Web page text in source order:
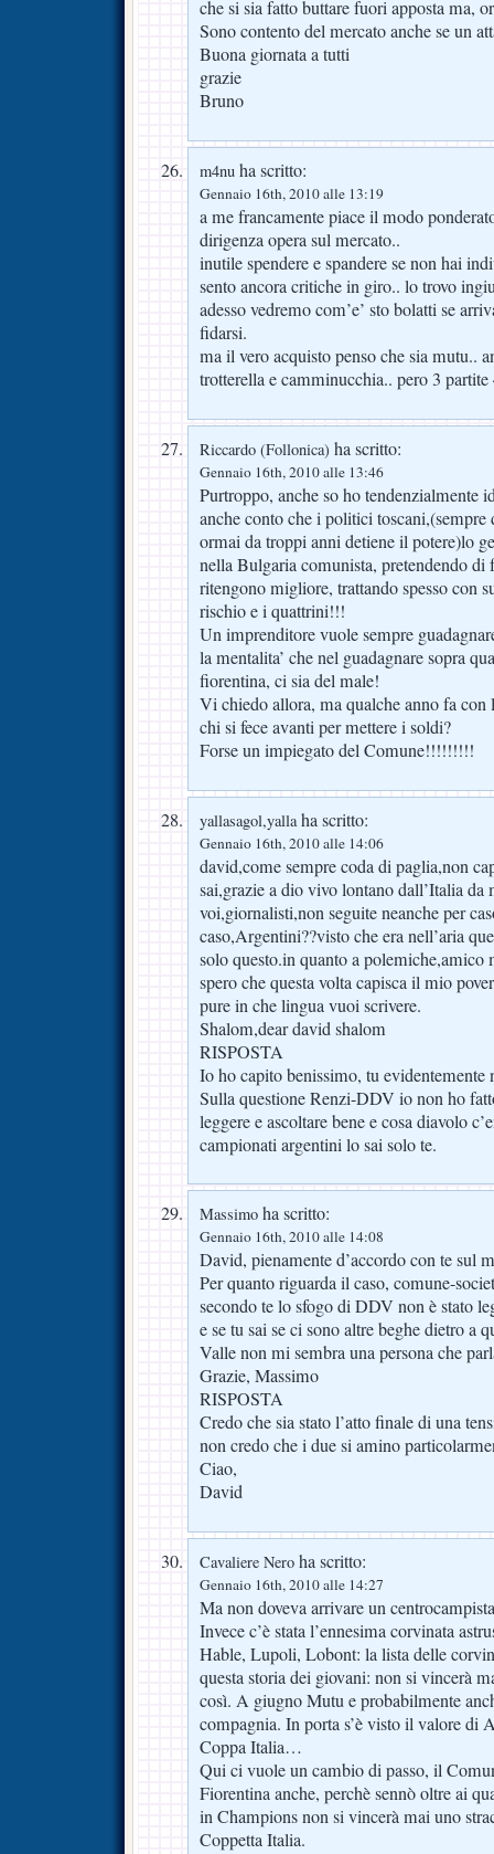
che si sia fatto buttare fuori apposta ma,
Sono contento del mercato anche se un
Buona giornata a tutti
grazie
Bruno
m4nu ha scritto:
Gennaio 16th, 2010 alle 13:19
a me francamente piace il modo
dirigenza opera sul mercato..
inutile spendere e spandere se non hai
sento ancora critiche in giro.. lo trovo
adesso vedremo com’e’ sto bolatti se
fidarsi.
ma il vero acquisto penso che sia mutu..
trotterella e camminucchia.. pero 3 partite
Riccardo (Follonica) ha scritto:
Gennaio 16th, 2010 alle 13:46
Purtroppo, anche so ho tendenzialmente
anche conto che i politici toscani,(sempre
ormai da troppi anni detiene il potere)lo
nella Bulgaria comunista, pretendendo di
ritengono migliore, trattando spesso con
rischio e i quattrini!!!
Un imprenditore vuole sempre
la mentalita’ che nel guadagnare sopra
fiorentina, ci sia del male!
Vi chiedo allora, ma qualche anno fa
chi si fece avanti per mettere i soldi?
Forse un impiegato del Comune!!!!!!!!!
yallasagol,yallaha scritto:
Gennaio 16th, 2010 alle 14:06
david,come sempre coda di paglia,non
sai,grazie a dio vivo lontano dall’Italia da
voi,giornalisti,non seguite neanche per
caso,Argentini??visto che era nell’aria
solo questo.in quanto a polemiche,amico
spero che questa volta capisca il mio
pure in che lingua vuoi scrivere.
Shalom,dear david shalom
RISPOSTA
Io ho capito benissimo, tu evidentemente
Sulla questione Renzi-DDV io non ho
leggere e ascoltare bene e cosa diavolo
campionati argentini lo sai solo te.
Massimo ha scritto:
Gennaio 16th, 2010 alle 14:08
David, pienamente d’accordo con te sul
Per quanto riguarda il caso, comune-
secondo te lo sfogo di DDV non è stato
e se tu sai se ci sono altre beghe dietro a
Valle non mi sembra una persona che
Grazie, Massimo
RISPOSTA
Credo che sia stato l’atto finale di una
non credo che i due si amino
Ciao,
David
Cavaliere Nero ha scritto:
Gennaio 16th, 2010 alle 14:27
Ma non doveva arrivare un
Invece c’è stata l’ennesima corvinata
Hable, Lupoli, Lobont: la lista delle
questa storia dei giovani: non si vincerà
così. A giugno Mutu e probabilmente
compagnia. In porta s’è visto il valore di
Coppa Italia…
Qui ci vuole un cambio di passo, il
Fiorentina anche, perchè sennò oltre ai
in Champions non si vincerà mai uno
Coppetta Italia.